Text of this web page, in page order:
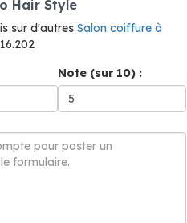
Hair Style
sur d'autres Salon coiffure à
Note (sur 10) :